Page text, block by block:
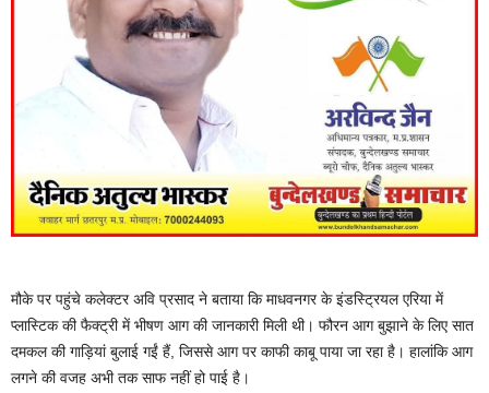
मौके पर पहुंचे कलेक्टर अवि प्रसाद ने बताया कि माधवनगर के इंडस्ट्रियल एरिया में
प्लास्टिक की फैक्ट्री में भीषण आग की जानकारी मिली थी। फौरन आग बुझाने के लिए सात
दमकल की गाड़ियां बुलाई गईं हैं, जिससे आग पर काफी काबू पाया जा रहा है। हालांकि आग
लगने की वजह अभी तक साफ नहीं हो पाई है।